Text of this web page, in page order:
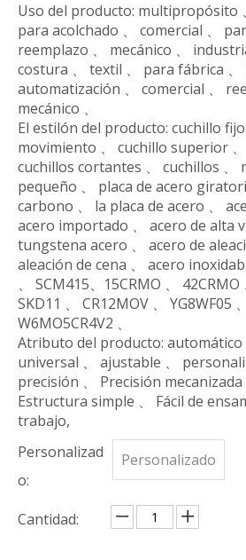
Uso del producto: multipropósito
para acolchado 、 comercial 、
reemplazo 、 mecánico 、
costura 、 textil 、 para fábrica 、
automatización 、 comercial 、
mecánico 、
El estilón del producto: cuchillo
movimiento 、 cuchillo superior
cuchillos cortantes 、 cuchillos 、
pequeño 、 placa de acero
carbono 、 la placa de acero 、
acero importado 、 acero de alta
tungstena acero 、 acero de
aleación de cena 、 acero
、 SCM415、15CRMO 、 42CRMO
SKD11 、 CR12MOV 、 YG8WF05 、
W6MO5CR4V2 、
Atributo del producto: automático
universal 、 ajustable 、
precisión 、 Precisión mecanizada
Estructura simple 、 Fácil de
trabajo,
Personalizad
o:
Personalizado
Cantidad: